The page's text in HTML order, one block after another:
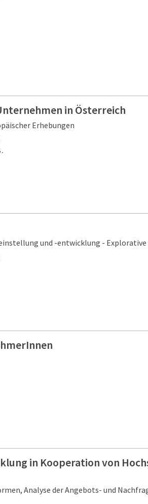
in Österreich
Erhebungen
und -entwicklung - Explorative
in Kooperation von
Analyse der Angebots- und